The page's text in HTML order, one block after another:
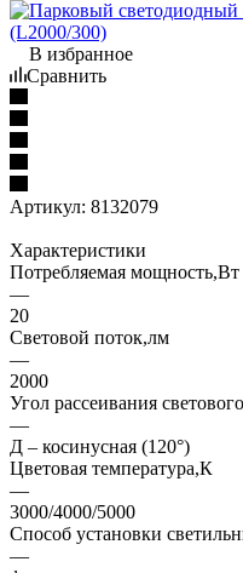
В избранное
Сравнить
Артикул: 8132079
Характеристики
Потребляемая мощность,Вт
—
20
Световой поток,лм
—
2000
Угол рассеивания
—
Д – косинусная (120°)
Цветовая температура,К
—
3000/4000/5000
Способ установки
—